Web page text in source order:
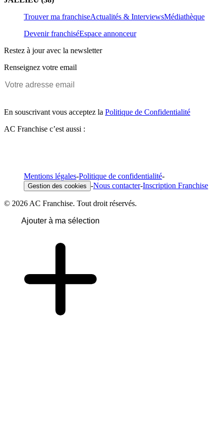
Trouver ma franchiseActualités & InterviewsMédiathèque
Devenir franchiséEspace annonceur
Restez à jour avec la newsletter
Renseignez votre email
En souscrivant vous acceptez la Politique de Confidentialité
AC Franchise c’est aussi :
Mentions légales-Politique de confidentialité-
Gestion des cookies -Nous contacter-Inscription Franchise
© 2026 AC Franchise. Tout droit réservés.
Ajouter à ma sélection